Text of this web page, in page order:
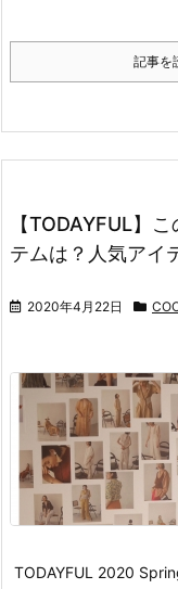
記事を
【TODAYFUL】
テムは？人気アイ
2020年4月22日
TODAYFUL 2020